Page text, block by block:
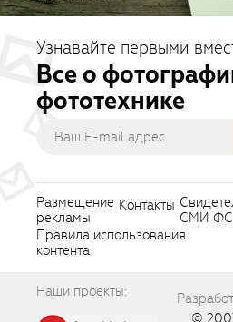
Узнавайте первыми
Все о
фототехнике
Размещение
рекламы
Контакты
СМИ ФС
Правила использования
контента
Наши проекты: